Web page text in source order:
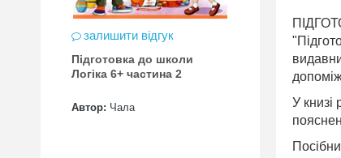
залишити відгук
Підготовка до школи
Логіка 6+ частина 2
Автор: Чала
У книзі